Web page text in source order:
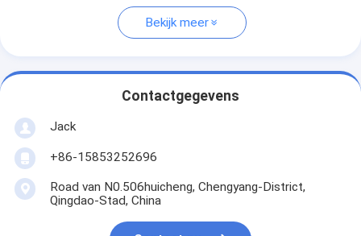
Bekijk meer
Contactgegevens
Jack
+86-15853252696
Road van N0.506huicheng, Chengyang-District,
Qingdao-Stad, China